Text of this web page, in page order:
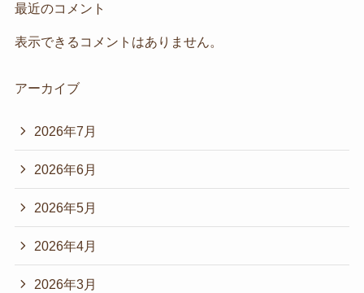
最近のコメント
表示できるコメントはありません。
アーカイブ
2026年7月
2026年6月
2026年5月
2026年4月
2026年3月